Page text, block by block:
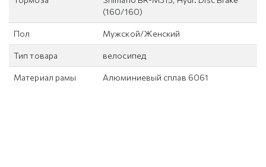
(160/160)
Пол Мужской/Женский
Тип товара велосипед
Материал рамы Алюминиевый сплав 6061